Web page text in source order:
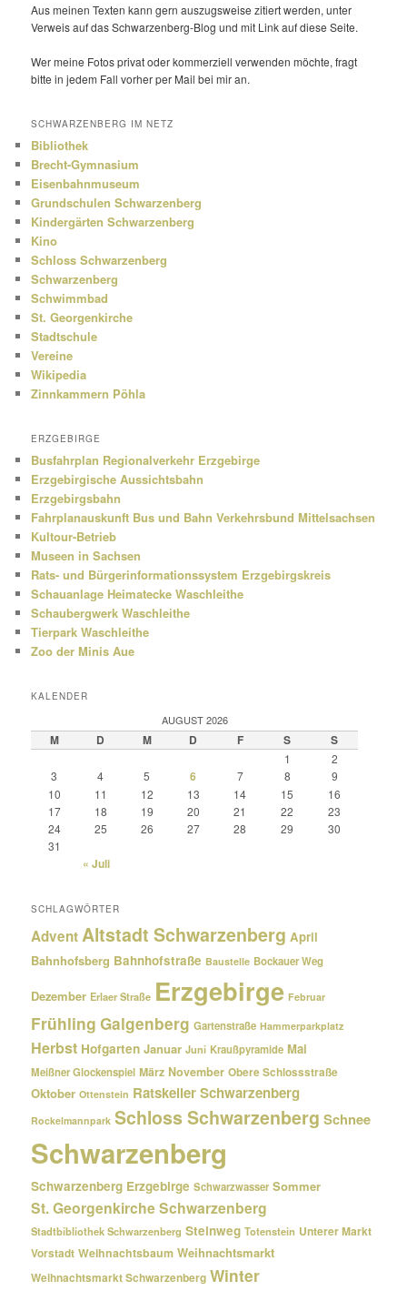
Aus meinen Texten kann gern auszugs­weise zitiert werden, unter
Verweis auf das Schwarzenberg-Blog und mit Link auf diese Seite.
Wer meine Fotos privat oder kommer­ziell verwenden möchte, fragt
bitte in jedem Fall vorher per Mail bei mir an.
SCHWARZENBERG IM NETZ
Bibliothek
Brecht-Gymnasium
Eisenbahnmuseum
Grundschulen Schwarzenberg
Kindergärten Schwarzenberg
Kino
Schloss Schwarzenberg
Schwarzenberg
Schwimmbad
St. Georgenkirche
Stadtschule
Vereine
Wikipedia
Zinnkammern Pöhla
ERZGEBIRGE
Busfahrplan Regionalverkehr Erzgebirge
Erzgebirgische Aussichtsbahn
Erzgebirgsbahn
Fahrplanauskunft Bus und Bahn Verkehrsbund Mittelsachsen
Kultour-Betrieb
Museen in Sachsen
Rats- und Bürgerinformationssystem Erzgebirgskreis
Schauanlage Heimatecke Waschleithe
Schaubergwerk Waschleithe
Tierpark Waschleithe
Zoo der Minis Aue
KALENDER
AUGUST 2026
M D M D F S S
1
2
3
4 5 6 7 8
9
10
11 12 13 14 15
16
17
18 19 20 21 22
23
24
25 26 27 28 29
30
31
« Juli
SCHLAGWÖRTER
AdventAltstadt Schwarzenberg April
Bahnhofsberg Bahnhofstraße Baustelle Bockauer Weg
Dezember Erlaer Straße Erzgebirge Februar
Frühling Galgenberg Gartenstraße Hammerparkplatz
Herbst Hofgarten Januar Juni Kraußpyramide Mai
Meißner Glockenspiel März November Obere Schlossstraße
Oktober Ottenstein Ratskeller Schwarzenberg
Rockelmannpark Schloss Schwarzenberg Schnee
Schwarzenberg
Schwarzenberg Erzgebirge Schwarzwasser Sommer
St. Georgenkirche Schwarzenberg
Stadtbibliothek Schwarzenberg Steinweg Totenstein Unterer Markt
Vorstadt Weihnachtsbaum Weihnachtsmarkt
Weihnachtsmarkt Schwarzenberg Winter